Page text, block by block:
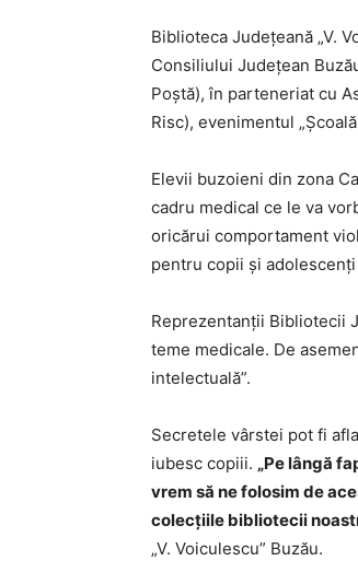
Biblioteca Județeană „V.
Consiliului Județean
Poștă), în parteneriat cu
Risc), evenimentul
Elevii buzoieni din zona
cadru medical ce le va
oricărui comportament
pentru copii și
Reprezentanții Bibliotecii
teme medicale. De
intelectuală”.
Secretele vârstei pot fi
iubesc copiii. „Pe lângă
vrem să ne folosim de
colecțiile bibliotecii
„V. Voiculescu” Buzău.